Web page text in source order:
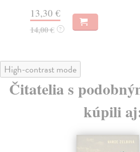
13,30 €
14,00 € ?
High-contrast mode
Čitatelia s
kúpili